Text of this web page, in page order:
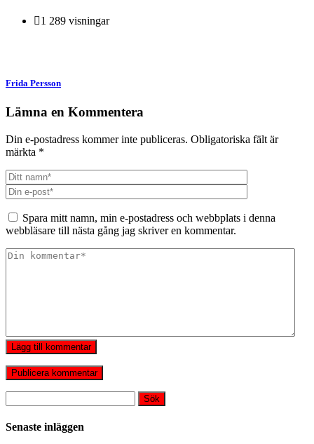
på
Twitter
på
Facebook
1 289 visningar
Frida Persson
Lämna en Kommentera
Din e-postadress kommer inte publiceras. Obligatoriska fält är
märkta *
Spara mitt namn, min e-postadress och webbplats i denna
webbläsare till nästa gång jag skriver en kommentar.
Lägg till kommentar
efter:
Senaste inläggen